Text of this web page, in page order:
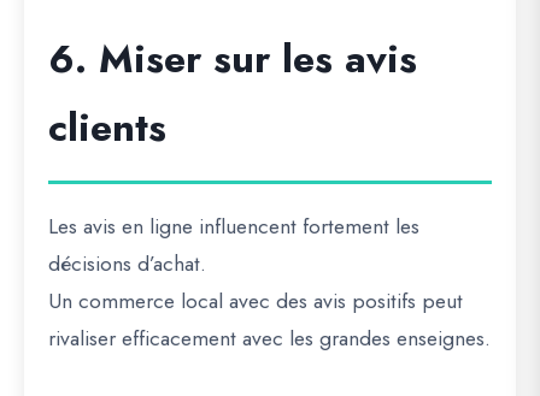
6. Miser sur les avis
clients
Les avis en ligne influencent fortement les
décisions d’achat.
Un commerce local avec des avis positifs peut
rivaliser efficacement avec les grandes enseignes.